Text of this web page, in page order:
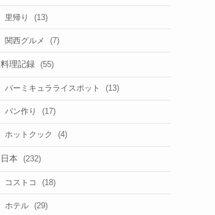
里帰り (13)
関西グルメ (7)
料理記録 (55)
バーミキュラライスポット (13)
パン作り (17)
ホットクック (4)
日本 (232)
コストコ (18)
ホテル (29)